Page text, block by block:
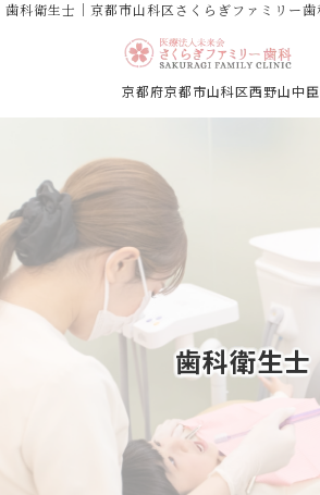
歯科衛生士｜京都市山科区さくらぎファミリー歯
京都府京都市山科区西野山中
歯科衛生士